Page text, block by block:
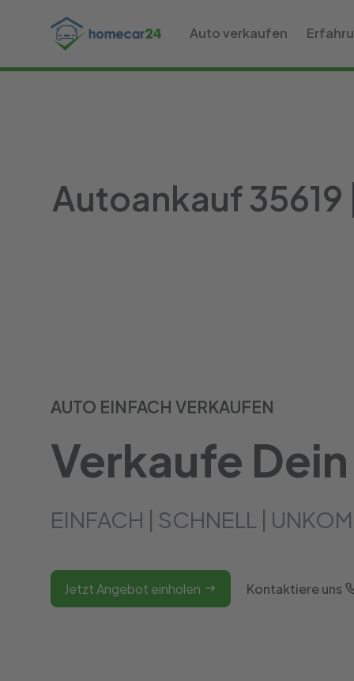
Auto verkaufen
Autoankauf
AUTO EINFACH VERKAUFEN
Verkaufe
EINFACH | SCHNELL |
Jetzt Angebot einholen Kontaktiere uns